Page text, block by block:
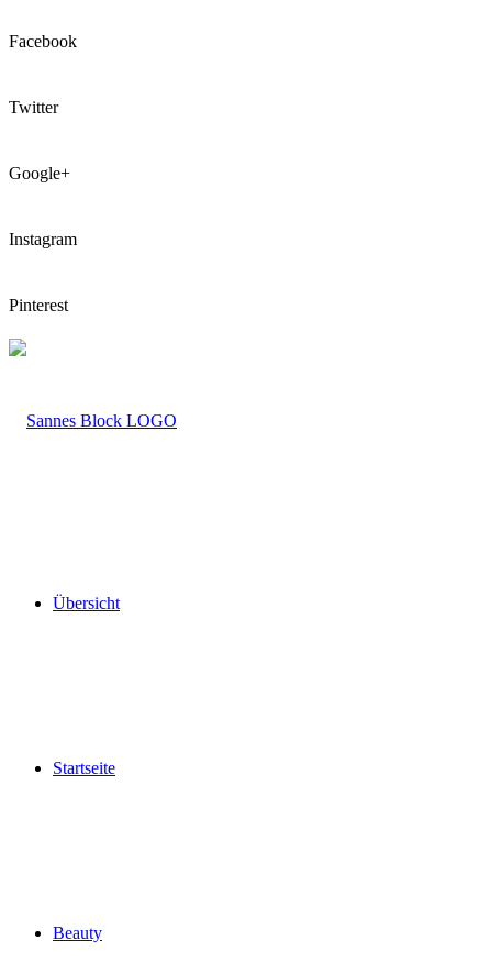
Facebook
Twitter
Google+
Instagram
Pinterest
LOGO
Übersicht
Startseite
Beauty